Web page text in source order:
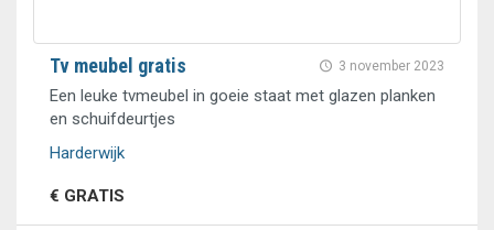
3 november 2023
Tv meubel gratis
Een leuke tvmeubel in goeie staat met glazen planken
en schuifdeurtjes
Harderwijk
€ GRATIS